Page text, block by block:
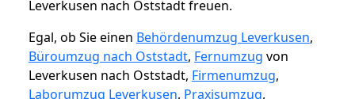
Leverkusen nach Oststadt freuen.
Egal, ob Sie einen Behördenumzug Leverkusen,
Büroumzug nach Oststadt, Fernumzug von
Leverkusen nach Oststadt, Firmenumzug,
Laborumzug Leverkusen, Praxisumzug,